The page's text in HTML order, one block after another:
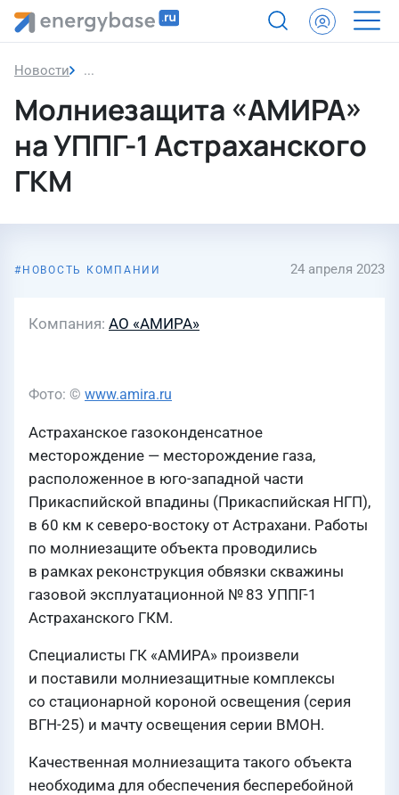
Новости Молниезащита «АМИРА» на УППГ-1
Молниезащита «АМИРА»
на УППГ-1 Астраханского
ГКМ
НОВОСТЬ КОМПАНИИ 24 апреля 2023
Компания АО «АМИРА»
Фото: © www.amira.ru
Астраханское газоконденсатное
месторождение — месторождение газа,
расположенное в юго-западной части
Прикаспийской впадины (Прикаспийская НГП),
в 60 км к северо-востоку от Астрахани. Работы
по молниезащите объекта проводились
в рамках реконструкция обвязки скважины
газовой эксплуатационной № 83 УППГ-1
Астраханского ГКМ.
Специалисты ГК «АМИРА» произвели
и поставили молниезащитные комплексы
со стационарной короной освещения (серия
ВГН-25) и мачту освещения серии ВМОН.
Качественная молниезащита такого объекта
необходима для обеспечения бесперебойной